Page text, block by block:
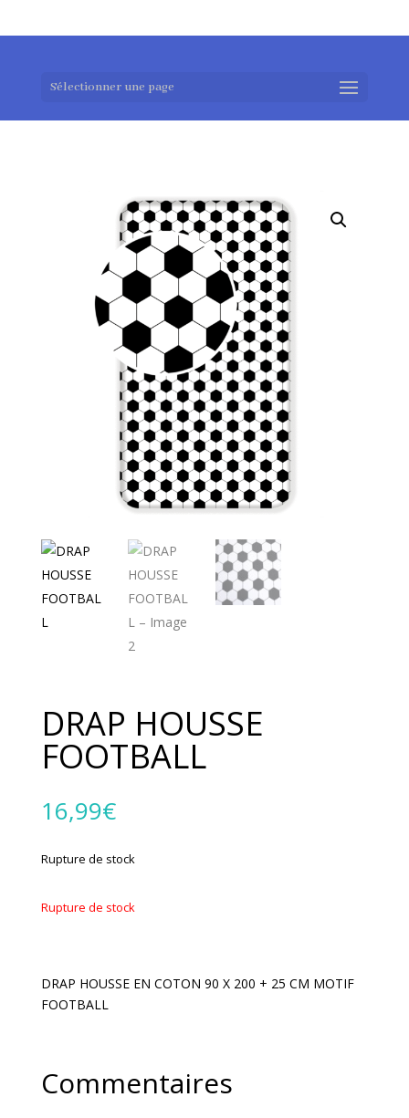
Sélectionner une page
DRAP HOUSSE
FOOTBALL
16,99€
Rupture de stock
Rupture de stock
DRAP HOUSSE EN COTON 90 X 200 + 25 CM MOTIF
FOOTBALL
Commentaires